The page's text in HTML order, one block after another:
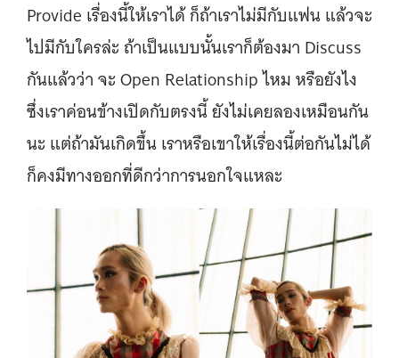
Provide เรื่องนี้ให้เราได้ ก็ถ้าเราไม่มีกับแฟน แล้วจะ
ไปมีกับใครล่ะ ถ้าเป็นแบบนั้นเราก็ต้องมา Discuss
กันแล้วว่า จะ Open Relationship ไหม หรือยังไง
ซึ่งเราค่อนข้างเปิดกับตรงนี้ ยังไม่เคยลองเหมือนกัน
นะ แต่ถ้ามันเกิดขึ้น เราหรือเขาให้เรื่องนี้ต่อกันไม่ได้
ก็คงมีทางออกที่ดีกว่าการนอกใจแหละ